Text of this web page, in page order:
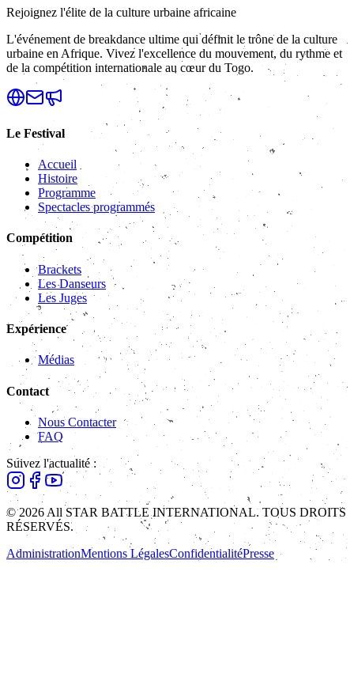
Rejoignez l'élite de la culture urbaine africaine
L'événement de breakdance ultime qui définit le trône de la culture
urbaine en Afrique. Vivez l'excellence du mouvement, du rythme et
de la compétition internationale au cœur du Togo.
Le Festival
Accueil
Histoire
Programme
Spectacles programmés
Compétition
Brackets
Les Danseurs
Les Juges
Expérience
Médias
Contact
Nous Contacter
FAQ
Suivez l'actualité :
© 2026 All STAR BATTLE INTERNATIONAL. TOUS DROITS
RÉSERVÉS.
AdministrationMentions LégalesConfidentialitéPresse